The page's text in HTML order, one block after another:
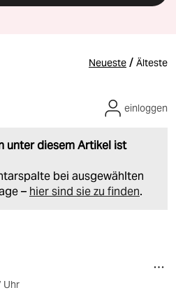
Neueste / Älteste
unter diesem Artikel ist
bei ausgewählten
– hier sind sie zu finden.
einloggen
Uhr